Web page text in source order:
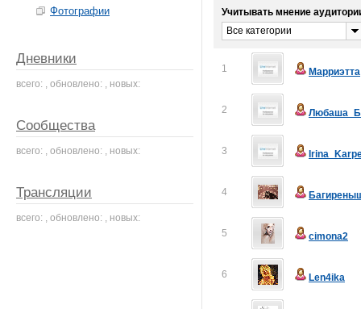
Учитывать мнение
Все категории
1 Марриэтта
2
3
4
5 cimona2
6 Len4ika
Фотографии
Дневники
всего: , обновлено: , новых:
Сообщества
всего: , обновлено: , новых:
Трансляции
всего: , обновлено: , новых: